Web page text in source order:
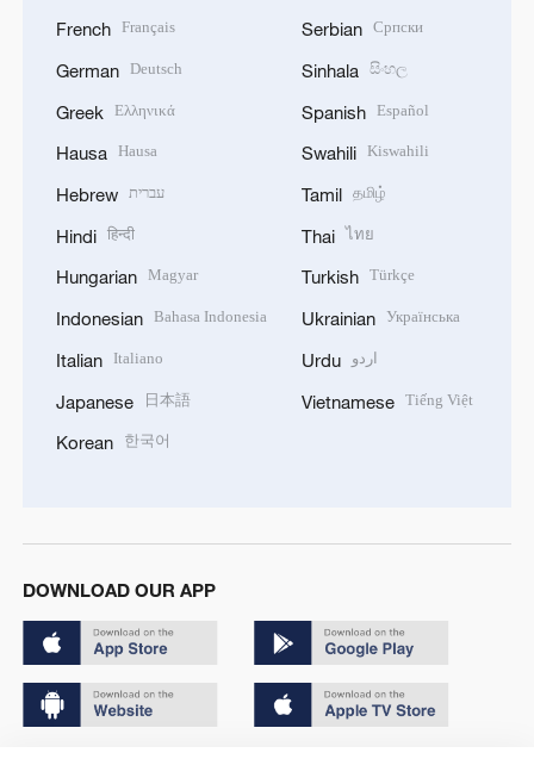
French Français
German Deutsch
Greek Ελληνικά
Hausa Hausa
Hebrew עברית
Hindi हिन्दी
Hungarian Magyar
Indonesian Bahasa Indonesia
Italian Italiano
Japanese 日本語
Korean 한국어
Serbian Српски
Sinhala සිංහල
Spanish Español
Swahili Kiswahili
Tamil தமிழ்
Thai ไทย
Turkish Türkçe
Ukrainian Українська
Urdu اردو
Vietnamese Tiếng Việt
DOWNLOAD OUR APP